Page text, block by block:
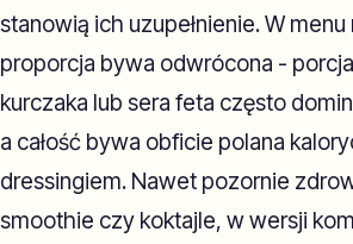
stanowią ich uzupełnienie. W
proporcja bywa odwrócona -
kurczaka lub sera feta często
a całość bywa obficie polana
dressingiem. Nawet pozornie
smoothie czy koktajle, w wersji